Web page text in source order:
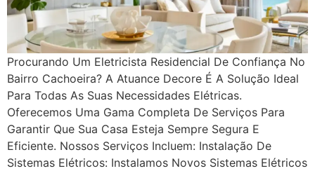
Procurando Um Eletricista Residencial De Confiança No
Bairro Cachoeira? A Atuance Decore É A Solução Ideal
Para Todas As Suas Necessidades Elétricas.
Oferecemos Uma Gama Completa De Serviços Para
Garantir Que Sua Casa Esteja Sempre Segura E
Eficiente. Nossos Serviços Incluem: Instalação De
Sistemas Elétricos: Instalamos Novos Sistemas Elétricos